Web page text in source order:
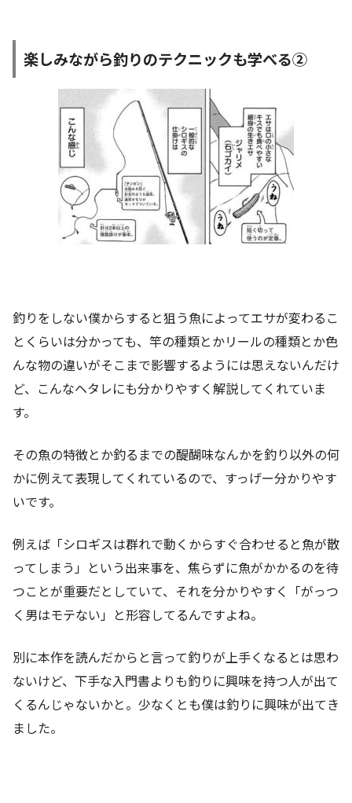
楽しみながら釣りのテクニックも学べる②
釣りをしない僕からすると狙う魚によってエサが変わるこ
とくらいは分かっても、竿の種類とかリールの種類とか色
んな物の違いがそこまで影響するようには思えないんだけ
ど、こんなヘタレにも分かりやすく解説してくれていま
す。
その魚の特徴とか釣るまでの醍醐味なんかを釣り以外の何
かに例えて表現してくれているので、すっげー分かりやす
いです。
例えば「シロギスは群れで動くからすぐ合わせると魚が散
ってしまう」という出来事を、焦らずに魚がかかるのを待
つことが重要だとしていて、それを分かりやすく「がっつ
く男はモテない」と形容してるんですよね。
別に本作を読んだからと言って釣りが上手くなるとは思わ
ないけど、下手な入門書よりも釣りに興味を持つ人が出て
くるんじゃないかと。少なくとも僕は釣りに興味が出てき
ました。